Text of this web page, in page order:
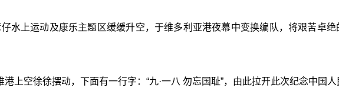
水上运动及康乐主题区缓缓升空，于维多利亚港夜幕中变换编队，将艰苦卓绝
上空徐徐摆动，下面有一行字：“九·一八 勿忘国耻”，由此拉开此次纪念中国人